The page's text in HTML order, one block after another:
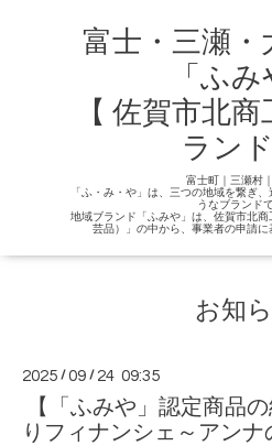
富士・三瀬・
「ふみ
【 佐賀市北
ランド
富士町｜三瀬村
「ふ・み・や」は、三つの地域を繋ぎ
うなブランド
地域ブランド「ふみや」は、佐賀市北
芸品）」の中から、事業者の申請に
お知
2025 /09 / 24 09:35
【「ふみや」認定商品
りフィナンシェ～アン